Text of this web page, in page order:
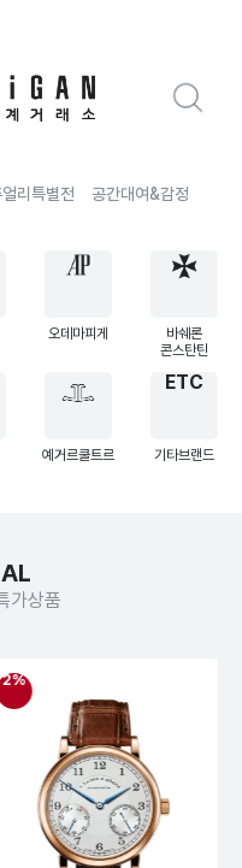
얼리특별전 공간대여&감정
오데마피게
바쉐론
콘스탄틴
예거르쿨트르
ETC
기타브랜드
가상품
2%